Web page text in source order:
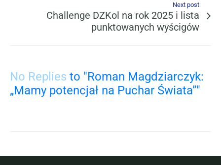
Next post
Challenge DZKol na rok 2025 i lista
punktowanych wyścigów
No Replies to "Roman Magdziarczyk:
„Mamy potencjał na Puchar Świata”"